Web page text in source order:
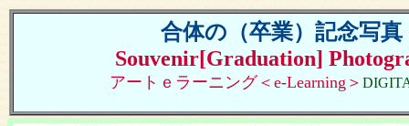
合体の（卒業）記念写真
Souvenir[Graduation]
アートｅラーニング＜e-Learning＞